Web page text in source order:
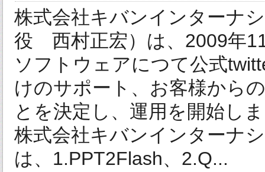
株式会社キバンインターナ
役 西村正宏）は、2009年
ソフトウェアにつて公式
けのサポート、お客様から
とを決定し、運用を開始し
株式会社キバンインターナ
は、1.PPT2Flash、2.Q...